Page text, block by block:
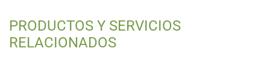
PRODUCTOS Y SERVICIOS
RELACIONADOS